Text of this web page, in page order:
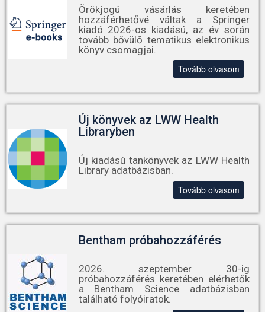
Örökjogú vásárlás keretében
hozzáférhetővé váltak a Springer
kiadó 2026-os kiadású, az év során
tovább bővülő tematikus elektronikus
könyv csomagjai.
Tovább olvasom
Új könyvek az LWW Health
Libraryben
Új kiadású tankönyvek az LWW Health
Library adatbázisban.
Tovább olvasom
Bentham próbahozzáférés
2026. szeptember 30-ig
próbahozzáférés keretében elérhetők
a Bentham Science adatbázisban
található folyóiratok.